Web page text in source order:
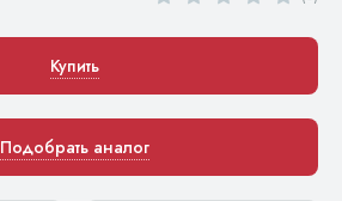
Купить
Подобрать аналог